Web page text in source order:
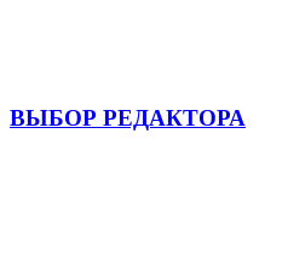
ВЫБОР РЕДАКТОРА